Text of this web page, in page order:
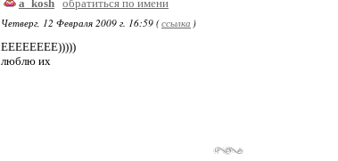
a_kosh обратиться по имени
Четверг, 12 Февраля 2009 г. 16:59 (ссылка )
ЕЕЕЕЕЕЕЕ)))))
люблю их